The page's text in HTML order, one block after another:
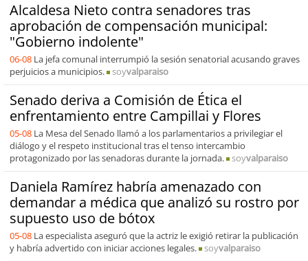
Alcaldesa Nieto contra senadores tras
aprobación de compensación municipal:
"Gobierno indolente"
06-08 La jefa comunal interrumpió la sesión senatorial acusando graves
perjuicios a municipios.
soyvalparaiso
Senado deriva a Comisión de Ética el
enfrentamiento entre Campillai y Flores
05-08 La Mesa del Senado llamó a los parlamentarios a privilegiar el
diálogo y el respeto institucional tras el tenso intercambio
protagonizado por las senadoras durante la jornada.
soyvalparaiso
Daniela Ramírez habría amenazado con
demandar a médica que analizó su rostro por
supuesto uso de bótox
05-08 La especialista aseguró que la actriz le exigió retirar la publicación
y habría advertido con iniciar acciones legales.
soyvalparaiso